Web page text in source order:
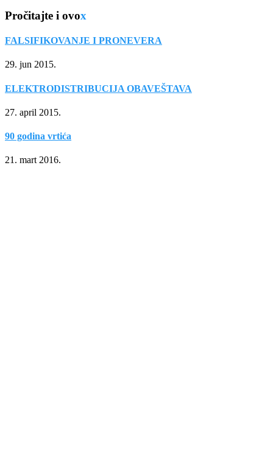
Pročitajte i ovox
FALSIFIKOVANJE I PRONEVERA
29. jun 2015.
ELEKTRODISTRIBUCIJA OBAVEŠTAVA
27. april 2015.
90 godina vrtića
21. mart 2016.